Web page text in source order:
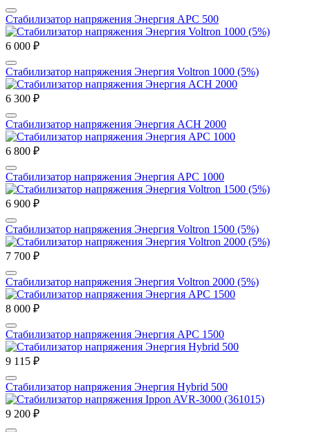
Стабилизатор напряжения Энергия APC 500
6 000 ₽
Стабилизатор напряжения Энергия Voltron 1000 (5%)
6 300 ₽
Стабилизатор напряжения Энергия ACH 2000
6 800 ₽
Стабилизатор напряжения Энергия APC 1000
6 900 ₽
Стабилизатор напряжения Энергия Voltron 1500 (5%)
7 700 ₽
Стабилизатор напряжения Энергия Voltron 2000 (5%)
8 000 ₽
Стабилизатор напряжения Энергия APC 1500
9 115 ₽
Стабилизатор напряжения Энергия Hybrid 500
9 200 ₽